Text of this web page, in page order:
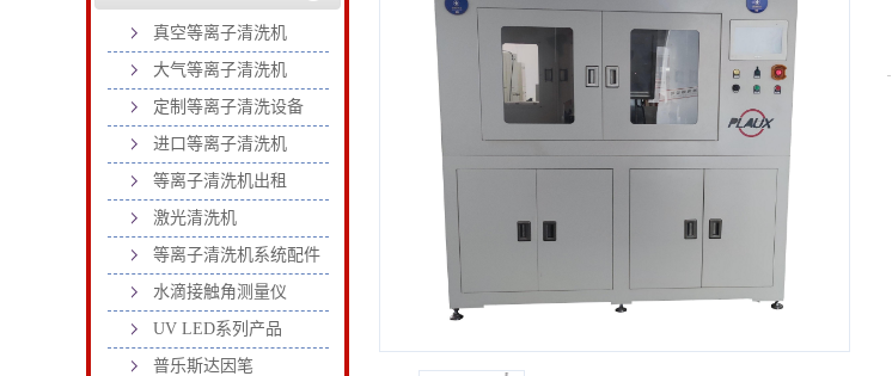
真空等离子清洗机
大气等离子清洗机
定制等离子清洗设备
进口等离子清洗机
等离子清洗机出租
激光清洗机
等离子清洗机系统配件
水滴接触角测量仪
UV LED系列产品
普乐斯达因笔